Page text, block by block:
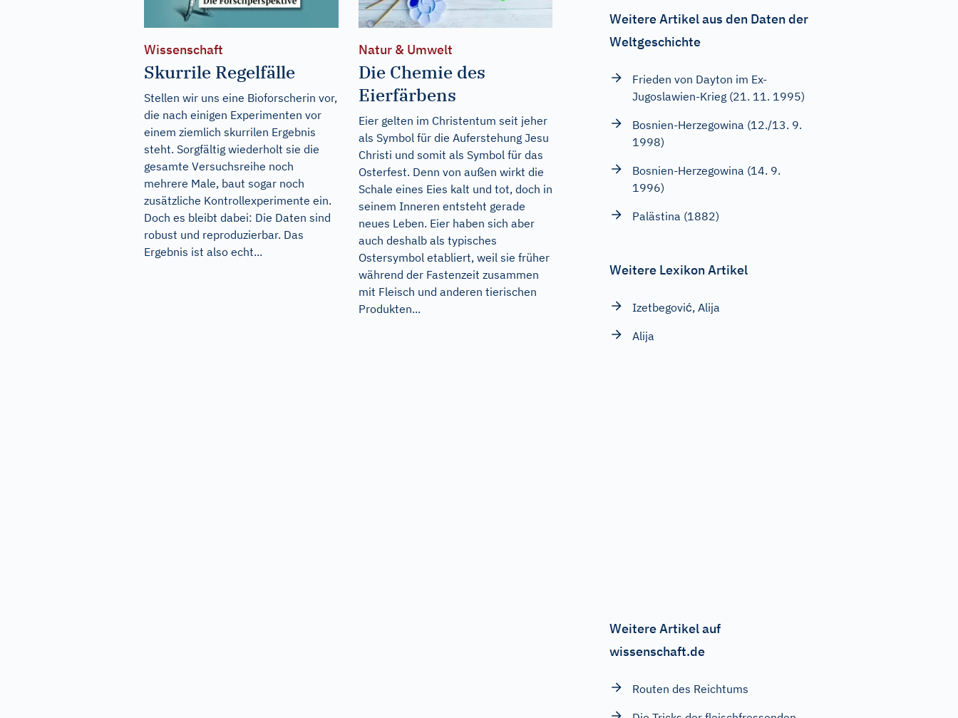
Wissenschaft
Skurrile Regelfälle
Stellen wir uns eine Bioforscherin vor,
die nach einigen Experimenten vor
einem ziemlich skurrilen Ergebnis
steht. Sorgfältig wiederholt sie die
gesamte Versuchsreihe noch
mehrere Male, baut sogar noch
zusätzliche Kontrollexperimente ein.
Doch es bleibt dabei: Die Daten sind
robust und reproduzierbar. Das
Ergebnis ist also echt...
Natur & Umwelt
Die Chemie des
Eierfärbens
Eier gelten im Christentum seit jeher
als Symbol für die Auferstehung Jesu
Christi und somit als Symbol für das
Osterfest. Denn von außen wirkt die
Schale eines Eies kalt und tot, doch in
seinem Inneren entsteht gerade
neues Leben. Eier haben sich aber
auch deshalb als typisches
Ostersymbol etabliert, weil sie früher
während der Fastenzeit zusammen
mit Fleisch und anderen tierischen
Produkten...
Weitere Artikel aus den Daten der
Weltgeschichte
Frieden von Dayton im Ex-
Jugoslawien-Krieg (21. 11. 1995)
Bosnien-Herzegowina (12./13. 9.
1998)
Bosnien-Herzegowina (14. 9.
1996)
Palästina (1882)
Weitere Lexikon Artikel
Izetbegović, Alija
Alija
Weitere Artikel auf
wissenschaft.de
Routen des Reichtums